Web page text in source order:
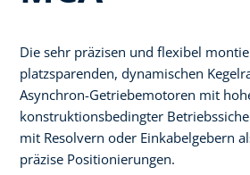
Die sehr präzisen und flexibel
platzsparenden, dynamischen
Asynchron-Getriebemotoren mit
konstruktionsbedingter
mit Resolvern oder Einkabelgebern
präzise Positionierungen.